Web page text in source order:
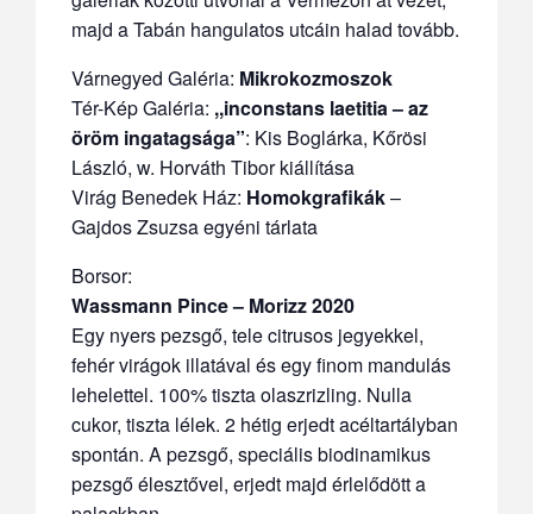
majd a Tabán hangulatos utcáin halad tovább.
Várnegyed Galéria: Mikrokozmoszok
Tér-Kép Galéria: ,,inconstans laetitia – az
öröm ingatagsága”: Kis Boglárka, Kőrösi
László, w. Horváth Tibor kiállítása
Virág Benedek Ház: Homokgrafikák–
Gajdos Zsuzsa egyéni tárlata
Borsor:
Wassmann Pince – Morizz 2020
Egy nyers pezsgő, tele citrusos jegyekkel,
fehér virágok illatával és egy finom mandulás
lehelettel. 100% tiszta olaszrizling. Nulla
cukor, tiszta lélek. 2 hétig erjedt acéltartályban
spontán. A pezsgő, speciális biodinamikus
pezsgő élesztővel, erjedt majd érlelődött a